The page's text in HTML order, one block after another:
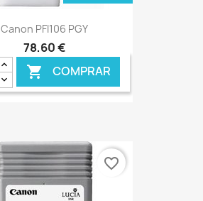
Canon PFI106 PGY
78,60 €
 COMPRAR
favorite_border